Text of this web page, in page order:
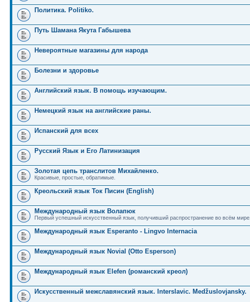
Политика. Politiko.
Путь Шамана Якута Габышева
Невероятные магазины для народа
Болезни и здоровье
Английский язык. В помощь изучающим.
Немецкий язык на английские раны.
Испанский для всех
Русский Язык и Его Латинизация
Золотая цепь транслитов Михайленко.
Красивые, простые, обратимые.
Креольский язык Ток Писин (English)
Международный язык Волапюк
Первый успешный искусственный язык, получивший распространение во всём мире.
Международный язык Esperanto - Lingvo Internacia
Международный язык Novial (Otto Esperson)
Международный язык Elefen (романский креол)
Искусственный межславянский язык. Interslavic. Medžuslovjansky.